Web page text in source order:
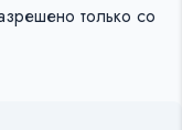
только со